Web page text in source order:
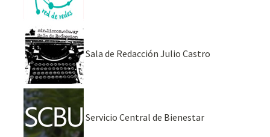
Sala de Redacción Julio Castro
Servicio Central de Bienestar